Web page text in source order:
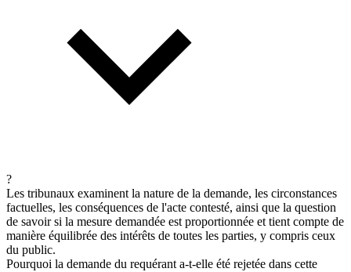
?
Les tribunaux examinent la nature de la demande, les circonstances
factuelles, les conséquences de l'acte contesté, ainsi que la question
de savoir si la mesure demandée est proportionnée et tient compte de
manière équilibrée des intérêts de toutes les parties, y compris ceux
du public.
Pourquoi la demande du requérant a-t-elle été rejetée dans cette